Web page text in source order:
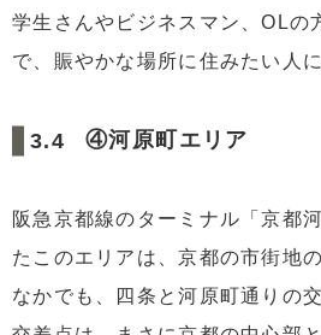
学生さんやビジネスマン、OLの
で、賑やかな場所に住みたい人
④河原町エリア
阪急京都線のターミナル「京都
たこのエリアは、京都の市街地
なかでも、四条と河原町通りの